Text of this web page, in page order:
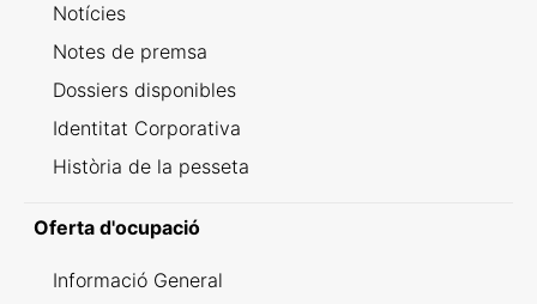
Notícies
Notes de premsa
Dossiers disponibles
Identitat Corporativa
Història de la pesseta
Oferta d'ocupació
Informació General